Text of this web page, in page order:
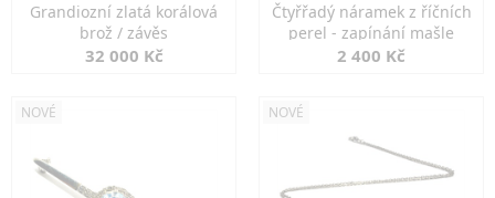
Grandiozní zlatá korálová
brož / závěs
32 000 Kč
Čtyřřadý náramek z říčních
perel - zapínání mašle
2 400 Kč
NOVÉ NOVÉ